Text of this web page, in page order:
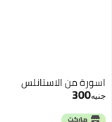
اسورة من الاستانلس
جنيه300